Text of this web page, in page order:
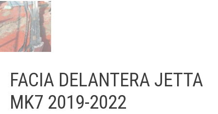
FACIA DELANTERA JETTA
MK7 2019-2022